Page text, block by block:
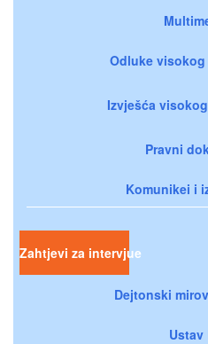
Odluke
Izvješća
Pravni
Komunikei i
Zahtjevi za intervjue
Dejtonski
Ustav